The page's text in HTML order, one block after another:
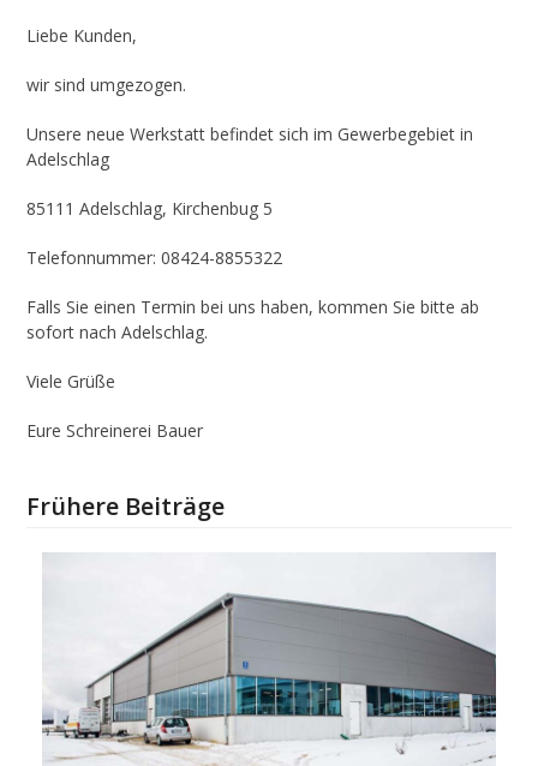
Liebe Kunden,
wir sind umgezogen.
Unsere neue Werkstatt befindet sich im Gewerbegebiet in
Adelschlag
85111 Adelschlag, Kirchenbug 5
Telefonnummer: 08424-8855322
Falls Sie einen Termin bei uns haben, kommen Sie bitte ab
sofort nach Adelschlag.
Viele Grüße
Eure Schreinerei Bauer
Frühere Beiträge